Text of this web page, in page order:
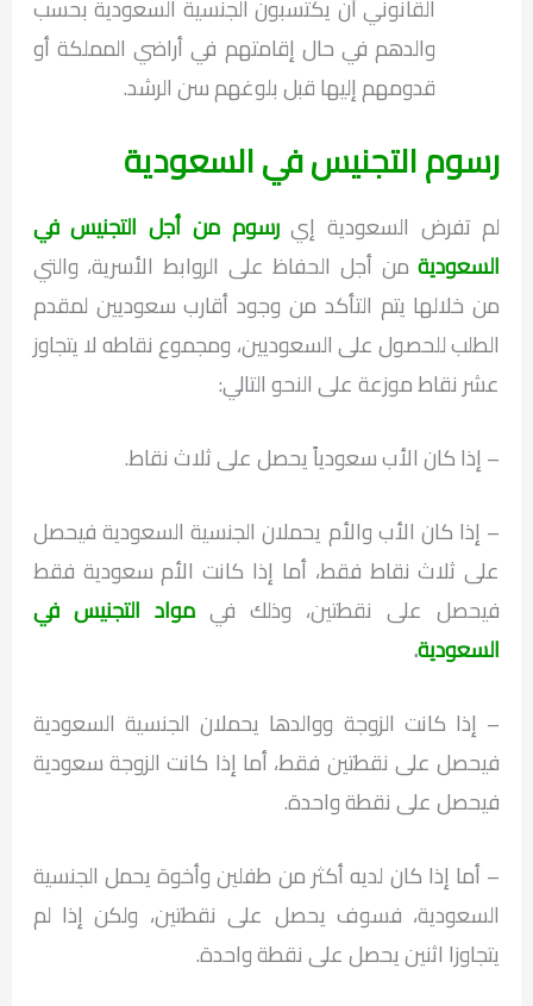
القانوني أن يكتسبون الجنسية السعودية بحسب
والدهم في حال إقامتهم في أراضي المملكة أو
قدومهم إليها قبل بلوغهم سن الرشد.
رسوم التجنيس في السعودية
لم تفرض السعودية إيرسوم من أجل التجنيس في
السعوديةمن أجل الحفاظ على الروابط الأسرية، والتي
من خلالها يتم التأكد من وجود أقارب سعوديين لمقدم
الطلب للحصول على السعوديين، ومجموع نقاطه لا يتجاوز
عشر نقاط موزعة على النحو التالي:
– إذا كان الأب سعودياً يحصل على ثلاث نقاط.
– إذا كان الأب والأم يحملان الجنسية السعودية فيحصل
على ثلاث نقاط فقط، أما إذا كانت الأم سعودية فقط
فيحصل على نقطتين، وذلك فيمواد التجنيس في
السعودية.
– إذا كانت الزوجة ووالدها يحملان الجنسية السعودية
فيحصل على نقطتين فقط، أما إذا كانت الزوجة سعودية
فيحصل على نقطة واحدة.
– أما إذا كان لديه أكثر من طفلين وأخوة يحمل الجنسية
السعودية، فسوف يحصل على نقطتين، ولكن إذا لم
يتجاوزا اثنين يحصل على نقطة واحدة.